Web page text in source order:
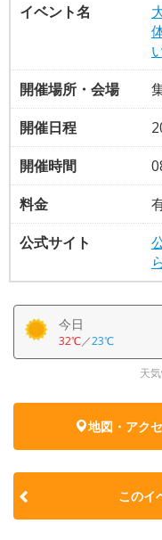
イベント名
開催場所・会場
開催日程
開催時間
料金
公式サイト
今日
32℃／23℃
天
地図・アク
このイ